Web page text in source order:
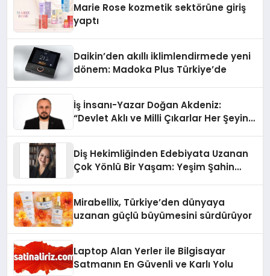
Marie Rose kozmetik sektörüne giriş
yaptı
Daikin’den akıllı iklimlendirmede yeni
dönem: Madoka Plus Türkiye’de
İş İnsanı-Yazar Doğan Akdeniz:
“Devlet Aklı ve Milli Çıkarlar Her Şeyin
Diş Hekimliğinden Edebiyata Uzanan
Çok Yönlü Bir Yaşam: Yeşim Şahin
Mirabellix, Türkiye’den dünyaya
uzanan güçlü büyümesini sürdürüyor
Laptop Alan Yerler ile Bilgisayar
Satmanın En Güvenli ve Karlı Yolu